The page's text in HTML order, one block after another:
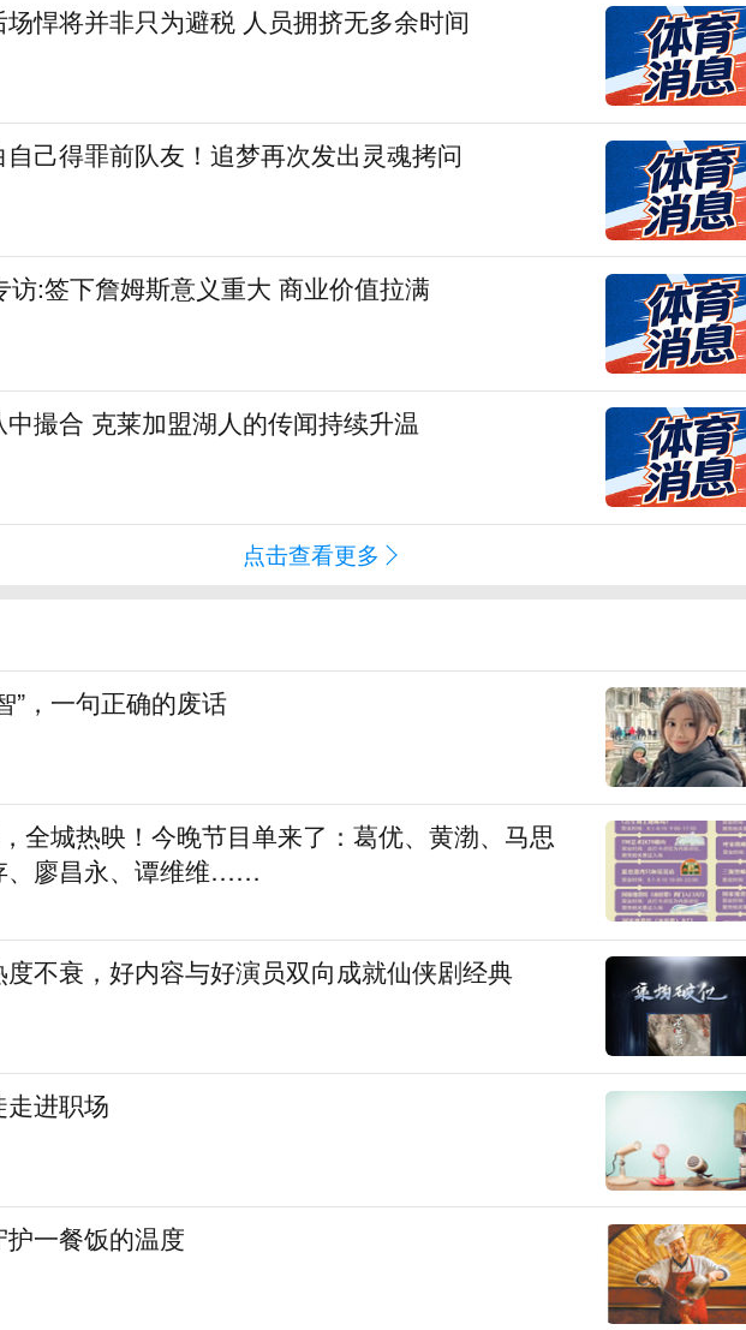
场悍将并非只为避税 人员拥挤无多余时间
己得罪前队友！追梦再次发出灵魂拷问
访:签下詹姆斯意义重大 商业价值拉满
撮合 克莱加盟湖人的传闻持续升温
点击查看更多
”，一句正确的废话
，全城热映！今晚节目单来了：葛优、黄渤、马思
、廖昌永、谭维维……
度不衰，好内容与好演员双向成就仙侠剧经典
走进职场
一餐饭的温度